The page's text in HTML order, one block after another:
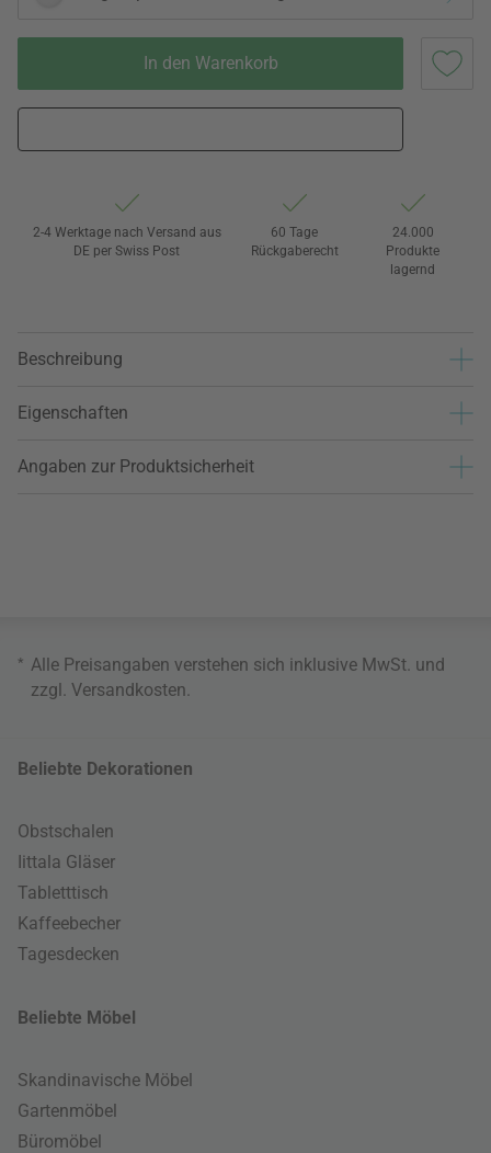
In den Warenkorb
2-4 Werktage nach Versand aus
DE per Swiss Post
60 Tage
Rückgaberecht
24.000
Produkte
lagernd
Beschreibung
Eigenschaften
Angaben zur Produktsicherheit
* Alle Preisangaben verstehen sich inklusive MwSt. und
zzgl. Versandkosten
Beliebte Dekorationen
Obstschalen
Iittala Gläser
Tabletttisch
Kaffeebecher
Tagesdecken
Beliebte Möbel
Skandinavische Möbel
Gartenmöbel
Büromöbel